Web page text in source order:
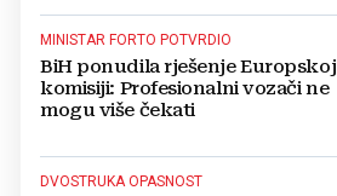
MINISTAR FORTO POTVRDIO
BiH ponudila rješenje Europskoj
komisiji: Profesionalni vozači ne
mogu više čekati
DVOSTRUKA OPASNOST